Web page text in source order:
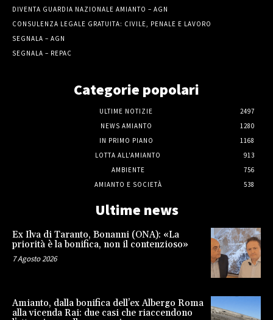
DIVENTA GUARDIA NAZIONALE AMIANTO – AGN
CONSULENZA LEGALE GRATUITA: CIVILE, PENALE E LAVORO
SEGNALA – AGN
SEGNALA – REPAC
Categorie popolari
ULTIME NOTIZIE
2497
NEWS AMIANTO
1280
IN PRIMO PIANO
1168
LOTTA ALL'AMIANTO
913
AMBIENTE
756
AMIANTO E SOCIETÀ
538
Ultime news
Ex Ilva di Taranto, Bonanni (ONA): «La
priorità è la bonifica, non il contenzioso»
7 Agosto 2026
Amianto, dalla bonifica dell’ex Albergo Roma
alla vicenda Rai: due casi che riaccendono